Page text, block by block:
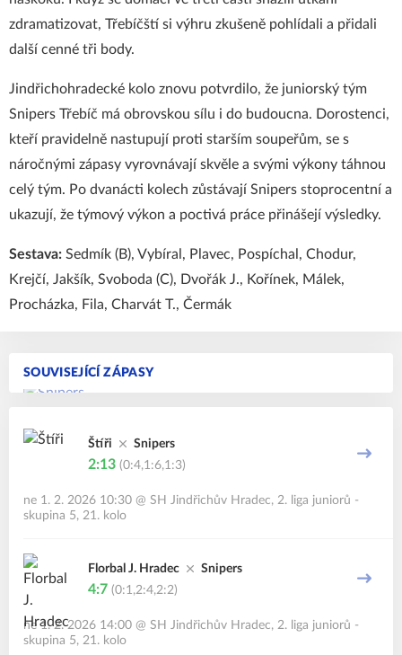
SOUVISEJÍCÍ ZÁPASY
Štíři Snipers
2:13 (0:4,1:6,1:3)
ne 1. 2. 2026 10:30 @ SH Jindřichův Hradec, 2. liga juniorů -
skupina 5, 21. kolo
Florbal J. Hradec Snipers
4:7 (0:1,2:4,2:2)
ne 1. 2. 2026 14:00 @ SH Jindřichův Hradec, 2. liga juniorů -
skupina 5, 21. kolo
zdramatizovat, Třebíčští si výhru zkušeně pohlídali a přidali
další cenné tři body.
Jindřichohradecké kolo znovu potvrdilo, že juniorský tým
Snipers Třebíč má obrovskou sílu i do budoucna. Dorostenci,
kteří pravidelně nastupují proti starším soupeřům, se s
náročnými zápasy vyrovnávají skvěle a svými výkony táhnou
celý tým. Po dvanácti kolech zůstávají Snipers stoprocentní a
ukazují, že týmový výkon a poctivá práce přinášejí výsledky.
Sestava: Sedmík (B), Vybíral, Plavec, Pospíchal, Chodur,
Krejčí, Jakšík, Svoboda (C), Dvořák J., Kořínek, Málek,
Procházka, Fila, Charvát T., Čermák